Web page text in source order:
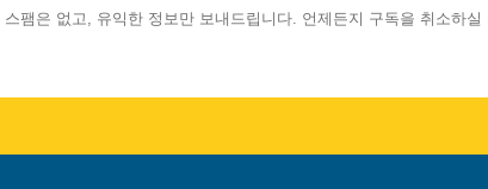
스팸은 없고, 유익한 정보만 보내드립니다. 언제든지 구독을 취소하실